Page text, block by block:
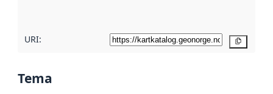
URI:
Tema